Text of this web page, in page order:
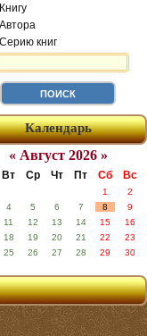
Книгу
Автора
Серию книг
Календарь
« Август 2026 »
Вт Ср Чт Пт Сб Вс
1
2
4 5 6 7 8
9
11 12 13 14 15
16
18 19 20 21 22
23
25 26 27 28 29
30